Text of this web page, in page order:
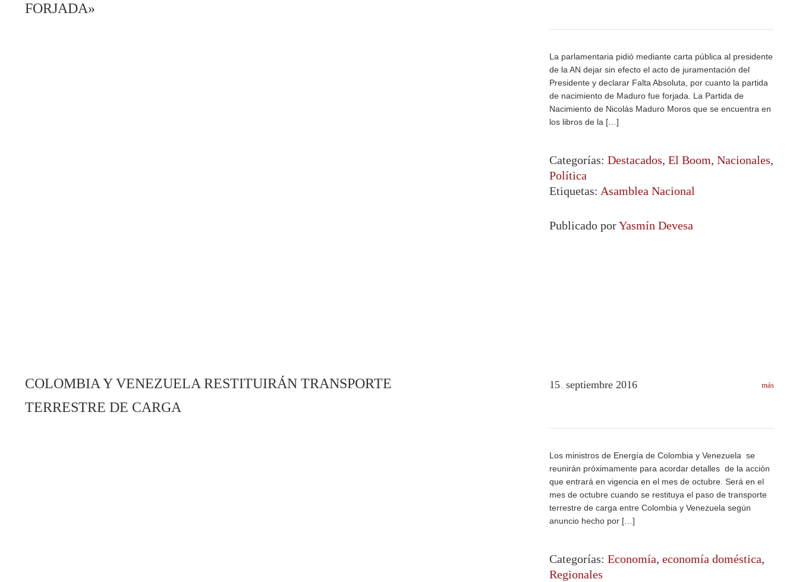
FORJADA»
La parlamentaria pidió mediante carta pública al presidente
de la AN dejar sin efecto el acto de juramentación del
Presidente y declarar Falta Absoluta, por cuanto la partida
de nacimiento de Maduro fue forjada. La Partida de
Nacimiento de Nicolás Maduro Moros que se encuentra en
los libros de la […]
Categorías: Destacados, El Boom, Nacionales,
Política
Etiquetas: Asamblea Nacional
Publicado porYasmín Devesa
COLOMBIA Y VENEZUELA RESTITUIRÁN TRANSPORTE
TERRESTRE DE CARGA
15 septiembre 2016
Los ministros de Energía de Colombia y Venezuela se
reunirán próximamente para acordar detalles de la acción
que entrará en vigencia en el mes de octubre. Será en el
mes de octubre cuando se restituya el paso de transporte
terrestre de carga entre Colombia y Venezuela según
anuncio hecho por […]
más
Categorías: Economía, economía doméstica,
Regionales